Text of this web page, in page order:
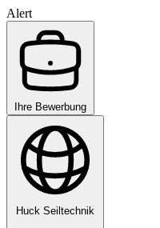
Alert
Ihre Bewerbung
Huck Seiltechnik